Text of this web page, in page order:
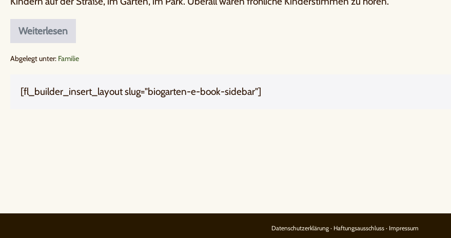
Weiterlesen
Abgelegt unter: Familie
[fl_builder_insert_layout slug="biogarten-e-book-sidebar"]
Datenschutzerklärung· Haftungsausschluss· Impressum